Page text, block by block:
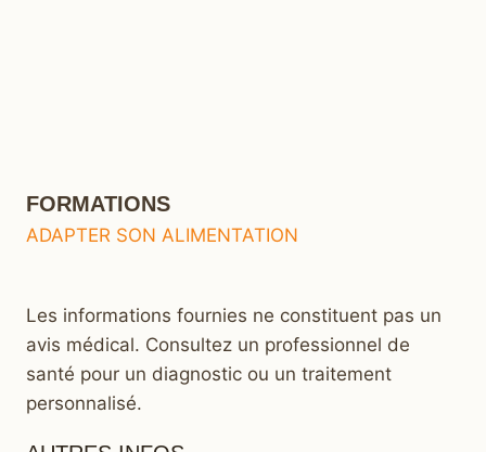
FORMATIONS
ADAPTER SON ALIMENTATION
Les informations fournies ne constituent pas un
avis médical. Consultez un professionnel de
santé pour un diagnostic ou un traitement
personnalisé.